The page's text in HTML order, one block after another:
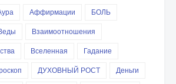
Аффирмации
БОЛЬ
Взаимоотношения
Вселенная
Гадание
ДУХОВНЫЙ РОСТ
Деньги